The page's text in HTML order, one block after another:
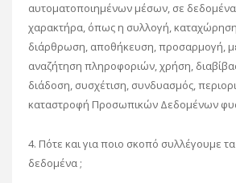
αυτοματοποιημένων μέσων, σε
χαρακτήρα, όπως η συλλογή,
διάρθρωση, αποθήκευση, προσαρμογή,
αναζήτηση πληροφοριών, χρήση,
διάδοση, συσχέτιση, συνδυασμός,
καταστροφή Προσωπικών Δεδομένων
4. Πότε και για ποιο σκοπό συλλέγουμε
δεδομένα ;